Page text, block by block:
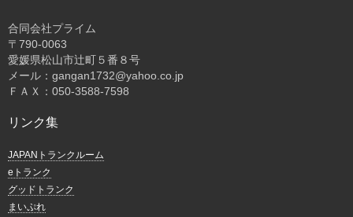
合同会社プライム
〒 790-0063
愛媛県松山市辻町５番８号
メール：gangan1732@yahoo.co.jp
ＦＡＸ：050-3588-7598
リンク集
JAPANトランクルーム
eトランク
グッドトランク
まいぷれ